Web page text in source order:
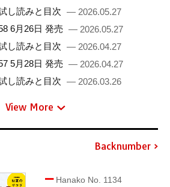
し読みと目次 — 2026.05.27
6月26日 発売 — 2026.05.27
し読みと目次 — 2026.04.27
5月28日 発売 — 2026.04.27
し読みと目次 — 2026.03.26
View More
Backnumber
Hanako No. 1134